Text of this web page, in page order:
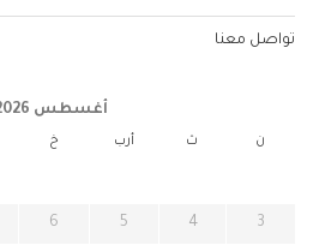
تواصل معنا
أغسطس 2026
ن ث أرب خ
3
4
5
6